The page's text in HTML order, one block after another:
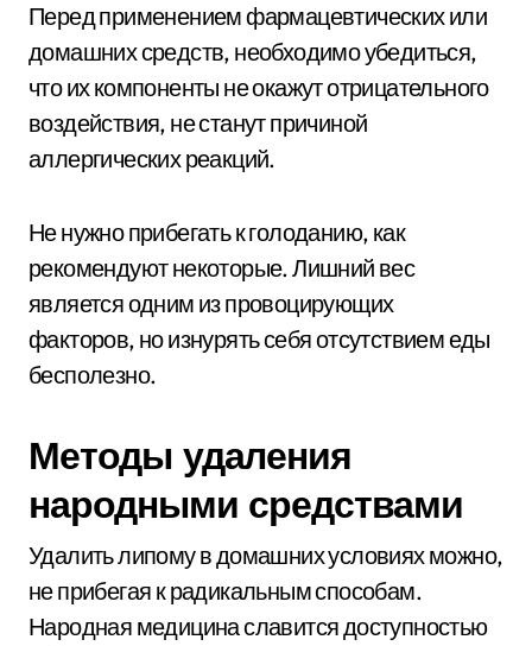
Перед применением фармацевтических или
домашних средств, необходимо убедиться,
что их компоненты не окажут отрицательного
воздействия, не станут причиной
аллергических реакций.
Не нужно прибегать к голоданию, как
рекомендуют некоторые. Лишний вес
является одним из провоцирующих
факторов, но изнурять себя отсутствием еды
бесполезно.
Методы удаления
народными средствами
Удалить липому в домашних условиях можно,
не прибегая к радикальным способам.
Народная медицина славится доступностью